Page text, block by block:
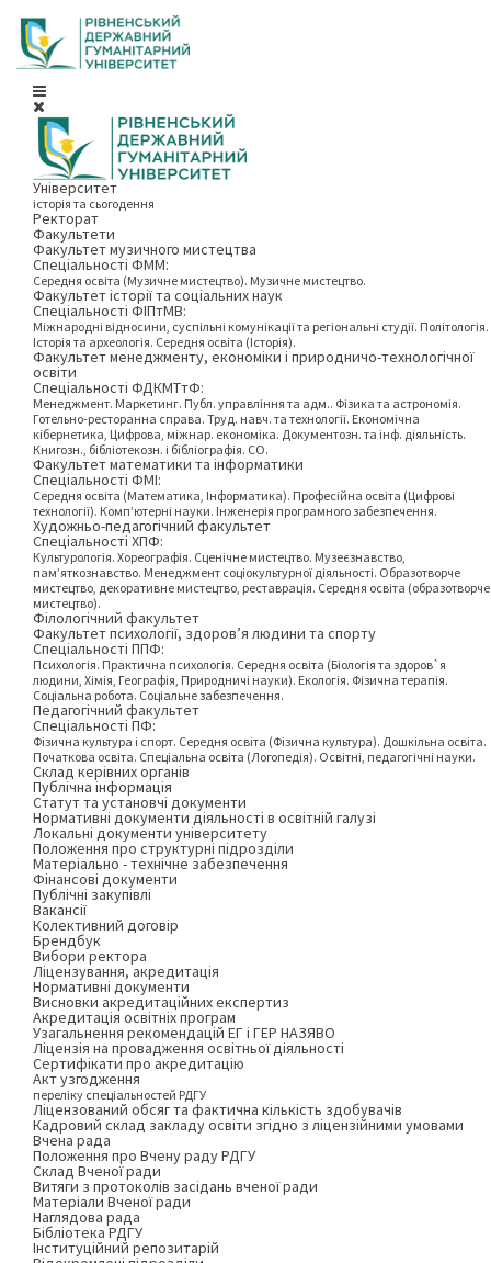
Університет
історія та сьогодення
Ректорат
Факультети
Факультет музичного мистецтва
Спеціальності ФММ:
Середня освіта (Музичне мистецтво). Музичне мистецтво.
Факультет історії та соціальних наук
Спеціальності ФІПтМВ:
Міжнародні відносини, суспільні комунікації та регіональні студії. Політологія.
Історія та археологія. Середня освіта (Історія).
Факультет менеджменту, економіки і природничо-технологічної
освіти
Спеціальності ФДКМТтФ:
Менеджмент. Маркетинг. Публ. управління та адм.. Фізика та астрономія.
Готельно-ресторанна справа. Труд. навч. та технології. Економічна
кібернетика, Цифрова, міжнар. економіка. Документозн. та інф. діяльність.
Книгозн., бібліотекозн. і бібліографія. СО.
Факультет математики та інформатики
Спеціальності ФМІ:
Середня освіта (Математика, Інформатика). Професійна освіта (Цифрові
технології). Комп’ютерні науки. Інженерія програмного забезпечення.
Художньо-педагогічний факультет
Спеціальності ХПФ:
Культурологія. Хореографія. Сценічне мистецтво. Музеєзнавство,
пам’яткознавство. Менеджмент соціокультурної діяльності. Образотворче
мистецтво, декоративне мистецтво, реставрація. Середня освіта (образотворче
мистецтво).
Філологічний факультет
Факультет психології, здоров’я людини та спорту
Спеціальності ППФ:
Психологія. Практична психологія. Середня освіта (Біологія та здоров`я
людини, Хімія, Географія, Природничі науки). Екологія. Фізична терапія.
Соціальна робота. Соціальне забезпечення.
Педагогічний факультет
Спеціальності ПФ:
Фізична культура і спорт. Середня освіта (Фізична культура). Дошкільна освіта.
Початкова освіта. Спеціальна освіта (Логопедія). Освітні, педагогічні науки.
Склад керівних органів
Публічна інформація
Статут та установчі документи
Нормативні документи діяльності в освітній галузі
Локальні документи університету
Положення про структурні підрозділи
Матеріально - технічне забезпечення
Фінансові документи
Публічні закупівлі
Вакансії
Колективний договір
Брендбук
Вибори ректора
Ліцензування, акредитація
Нормативні документи
Висновки акредитаційних експертиз
Акредитація освітніх програм
Узагальнення рекомендацій ЕГ і ГЕР НАЗЯВО
Ліцензія на провадження освітньої діяльності
Сертифікати про акредитацію
Акт узгодження
переліку спеціальностей РДГУ
Ліцензований обсяг та фактична кількість здобувачів
Кадровий склад закладу освіти згідно з ліцензійними умовами
Вчена рада
Положення про Вчену раду РДГУ
Склад Вченої ради
Витяги з протоколів засідань вченої ради
Матеріали Вченої ради
Наглядова рада
Бібліотека РДГУ
Інституційний репозитарій